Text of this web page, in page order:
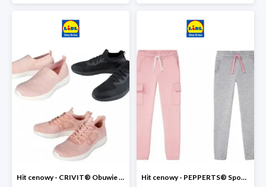
Hit cenowy - CRIVIT® Obuwie dziewczęce sportowe i na co dzień, 1 para Hit cenowy - PEPPERTS® Spodnie dresowe dziewczęce, 1 para